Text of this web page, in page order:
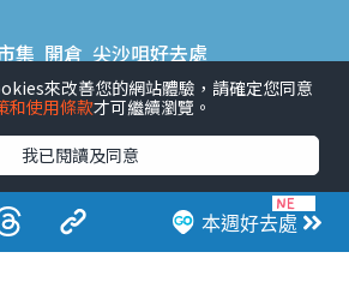
本週好去處
集 開倉 尖沙咀好去處
處 荃灣好去處 旺角好去處 社會
活動推介 #美食社群熱話
應用程式
#限時搶
商戶中心 #著數 #網絡熱話
來改善您的網站體驗，請確定您同意
和使用條款才可繼續瀏覽。
我已閱讀及同意